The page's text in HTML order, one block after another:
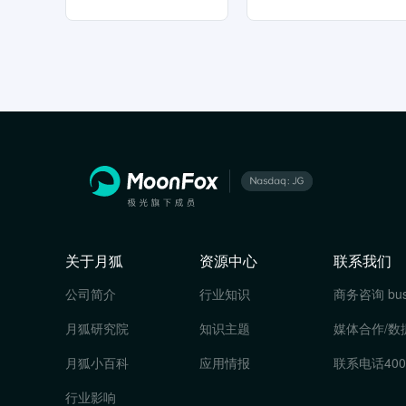
关于月狐
公司简介
月狐研究院
月狐小百科
行业影响
资源中心
行业知识
知识主题
应用情报
联系我们
商务咨询
媒体合作/数
联系电话